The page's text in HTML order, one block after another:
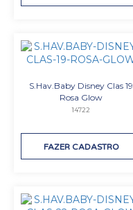
S.Hav.Baby Disney Clas 19
Rosa Glow
14722
FAZER CADASTRO